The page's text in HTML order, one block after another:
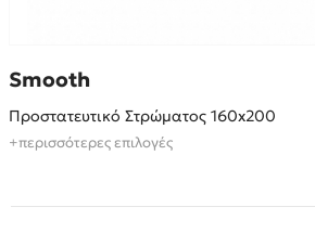
Smooth
Προστατευτικό Στρώματος 160x200
+περισσότερες επιλογές